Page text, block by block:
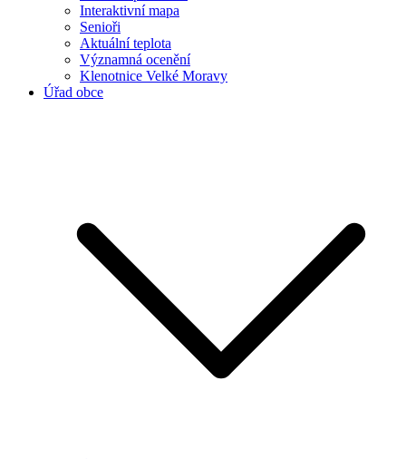
Interaktivní mapa
Senioři
Aktuální teplota
Významná ocenění
Klenotnice Velké Moravy
Úřad obce